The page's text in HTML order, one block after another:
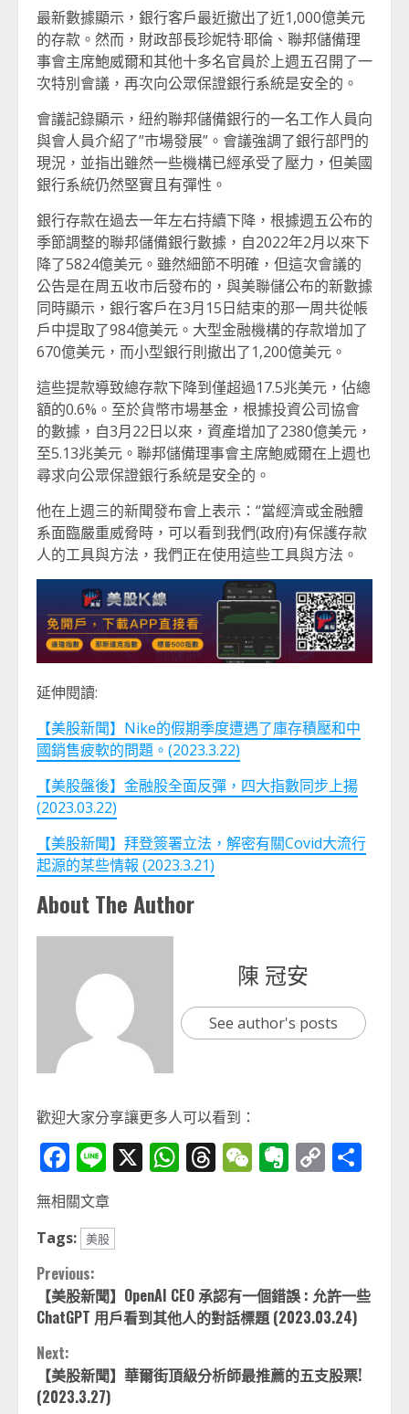
最新數據顯示，銀行客戶最近撤出了近1,000億美元
的存款。然而，財政部長珍妮特·耶倫、聯邦儲備理
事會主席鮑威爾和其他十多名官員於上週五召開了一
次特別會議，再次向公眾保證銀行系統是安全的。
會議記錄顯示，紐約聯邦儲備銀行的一名工作人員向
與會人員介紹了”市場發展”。會議強調了銀行部門的
現況，並指出雖然一些機構已經承受了壓力，但美國
銀行系統仍然堅實且有彈性。
銀行存款在過去一年左右持續下降，根據週五公布的
季節調整的聯邦儲備銀行數據，自2022年2月以來下
降了5824億美元。雖然細節不明確，但這次會議的
公告是在周五收市后發布的，與美聯儲公布的新數據
同時顯示，銀行客戶在3月15日結束的那一周共從帳
戶中提取了984億美元。大型金融機構的存款增加了
670億美元，而小型銀行則撤出了1,200億美元。
這些提款導致總存款下降到僅超過17.5兆美元，佔總
額的0.6%。至於貨幣市場基金，根據投資公司協會
的數據，自3月22日以來，資產增加了2380億美元，
至5.13兆美元。聯邦儲備理事會主席鮑威爾在上週也
尋求向公眾保證銀行系統是安全的。
他在上週三的新聞發布會上表示：“當經濟或金融體
系面臨嚴重威脅時，可以看到我們(政府)有保護存款
人的工具與方法，我們正在使用這些工具與方法。
延伸閱讀:
【美股新聞】Nike的假期季度遭遇了庫存積壓和中
國銷售疲軟的問題。(2023.3.22)
【美股盤後】金融股全面反彈，四大指數同步上揚
(2023.03.22)
【美股新聞】拜登簽署立法，解密有關Covid大流行
起源的某些情報 (2023.3.21)
About The Author
陳 冠安
See author's posts
歡迎大家分享讓更多人可以看到：
Facebook
Line
X WhatsApp
Threads
WeChat
Evernote
Copy
無相關文章
Tags: 美股
Continue
Reading
Previous:
【美股新聞】OpenAI CEO 承認有一個錯誤 : 允許一些
ChatGPT 用戶看到其他人的對話標題 (2023.03.24)
Next:
【美股新聞】華爾街頂級分析師最推薦的五支股票!
(2023.3.27)